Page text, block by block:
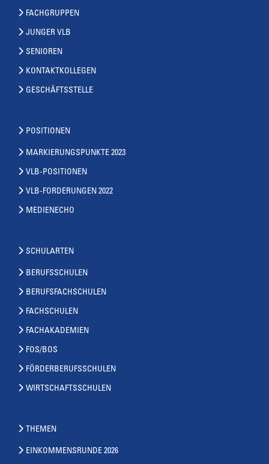
FACHGRUPPEN
JUNGER VLB
SENIOREN
KONTAKTKOLLEGEN
GESCHÄFTSSTELLE
POSITIONEN
MARKIERUNGSPUNKTE 2023
VLB-POSITIONEN
VLB-FORDERUNGEN 2022
MEDIENECHO
SCHULARTEN
BERUFSSCHULEN
BERUFSFACHSCHULEN
FACHSCHULEN
FACHAKADEMIEN
FOS/BOS
FÖRDERBERUFSSCHULEN
WIRTSCHAFTSSCHULEN
THEMEN
EINKOMMENSRUNDE 2026